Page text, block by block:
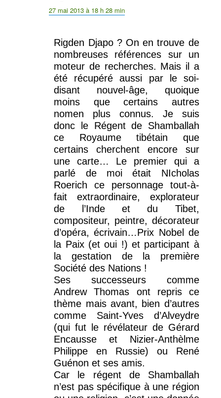
27 mai 2013 à 18 h 28 min
Rigden Djapo ? On en trouve de
nombreuses références sur un
moteur de recherches. Mais il a
été récupéré aussi par le soi-
disant nouvel-âge, quoique
moins que certains autres
nomen plus connus. Je suis
donc le Régent de Shamballah
ce Royaume tibétain que
certains cherchent encore sur
une carte… Le premier qui a
parlé de moi était NIcholas
Roerich ce personnage tout-à-
fait extraordinaire, explorateur
de l’Inde et du Tibet,
compositeur, peintre, décorateur
d’opéra, écrivain…Prix Nobel de
la Paix (et oui !) et participant à
la gestation de la première
Société des Nations !
Ses successeurs comme
Andrew Thomas ont repris ce
thème mais avant, bien d’autres
comme Saint-Yves d’Alveydre
(qui fut le révélateur de Gérard
Encausse et Nizier-Anthèlme
Philippe en Russie) ou René
Guénon et ses amis.
Car le régent de Shamballah
n’est pas spécifique à une région